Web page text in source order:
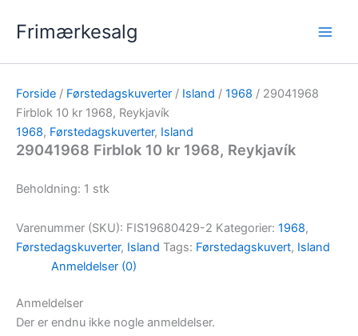
Frimærkesalg
Forside / Førstedagskuverter / Island / 1968 / 29041968
Firblok 10 kr 1968, Reykjavík
1968, Førstedagskuverter, Island
29041968 Firblok 10 kr 1968, Reykjavík
Beholdning: 1 stk
Varenummer (SKU): FIS19680429-2 Kategorier: 1968,
Førstedagskuverter, Island Tags: Førstedagskuvert, Island
Anmeldelser (0)
Anmeldelser
Der er endnu ikke nogle anmeldelser.